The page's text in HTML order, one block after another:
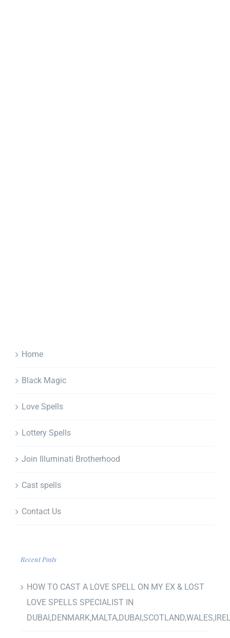
Home
Black Magic
Love Spells
Lottery Spells
Join Illuminati Brotherhood
Cast spells
Contact Us
Recent Posts
HOW TO CAST A LOVE SPELL ON MY EX & LOST
LOVE SPELLS SPECIALIST IN